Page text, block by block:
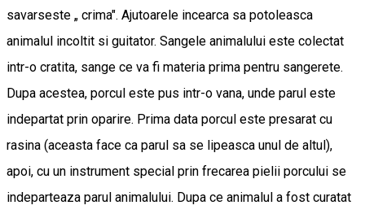
savarseste „ crima". Ajutoarele incearca sa potoleasca
animalul incoltit si guitator. Sangele animalului este colectat
intr-o cratita, sange ce va fi materia prima pentru sangerete.
Dupa acestea, porcul este pus intr-o vana, unde parul este
indepartat prin oparire. Prima data porcul este presarat cu
rasina (aceasta face ca parul sa se lipeasca unul de altul),
apoi, cu un instrument special prin frecarea pielii porcului se
indeparteaza parul animalului. Dupa ce animalul a fost curatat